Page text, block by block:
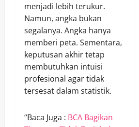
menjadi lebih terukur.
Namun, angka bukan
segalanya. Angka hanya
memberi peta. Sementara,
keputusan akhir tetap
membutuhkan intuisi
profesional agar tidak
tersesat dalam statistik.
“Baca Juga : BCA Bagikan